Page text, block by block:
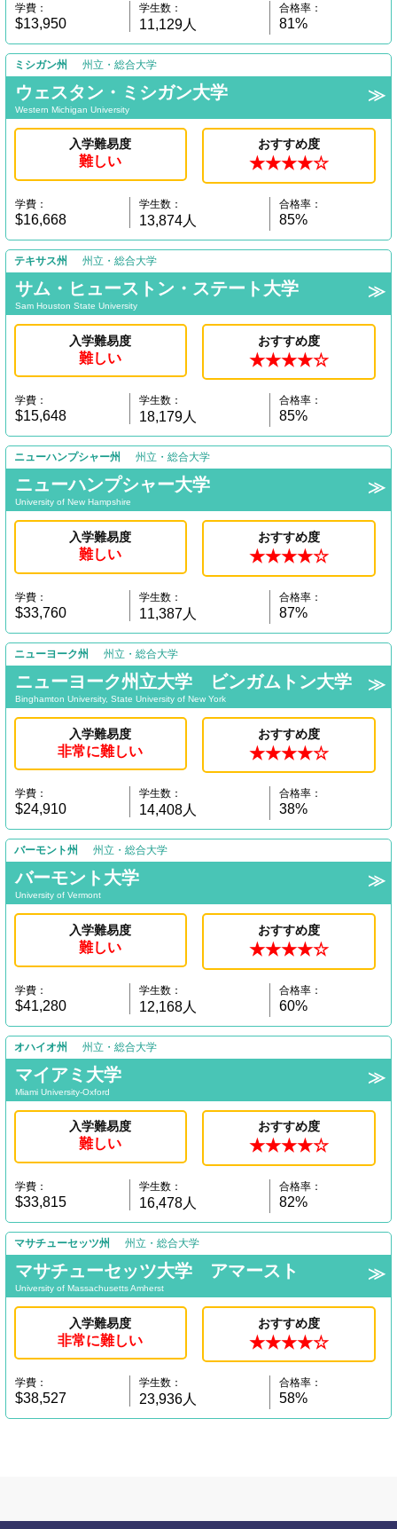
学費：
$13,950
学生数：
11,129人
合格率：
81%
ミシガン州 州立・総合大学
ウェスタン・ミシガン大学
Western Michigan University
入学難易度
難しい
おすすめ度
★★★★☆
学費：
$16,668
学生数：
13,874人
合格率：
85%
テキサス州 州立・総合大学
サム・ヒューストン・ステート大学
Sam Houston State University
入学難易度
難しい
おすすめ度
★★★★☆
学費：
$15,648
学生数：
18,179人
合格率：
85%
ニューハンプシャー州 州立・総合大学
ニューハンプシャー大学
University of New Hampshire
入学難易度
難しい
おすすめ度
★★★★☆
学費：
$33,760
学生数：
11,387人
合格率：
87%
ニューヨーク州 州立・総合大学
ニューヨーク州立大学 ビンガムトン大学
Binghamton University, State University of New York
入学難易度
非常に難しい
おすすめ度
★★★★☆
学費：
$24,910
学生数：
14,408人
合格率：
38%
バーモント州 州立・総合大学
バーモント大学
University of Vermont
入学難易度
難しい
おすすめ度
★★★★☆
学費：
$41,280
学生数：
12,168人
合格率：
60%
オハイオ州 州立・総合大学
マイアミ大学
Miami University-Oxford
入学難易度
難しい
おすすめ度
★★★★☆
学費：
$33,815
学生数：
16,478人
合格率：
82%
マサチューセッツ州 州立・総合大学
マサチューセッツ大学 アマースト
University of Massachusetts Amherst
入学難易度
非常に難しい
おすすめ度
★★★★☆
学費：
$38,527
学生数：
23,936人
合格率：
58%